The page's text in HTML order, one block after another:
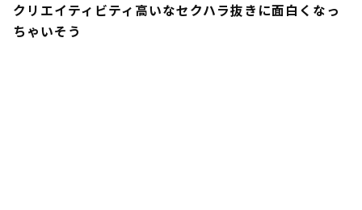
クリエイティビティ高いなセクハラ抜きに面白くなっ
ちゃいそう